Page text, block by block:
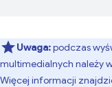
Uwaga:podczas
multimedialnych należy
Więcej informacji